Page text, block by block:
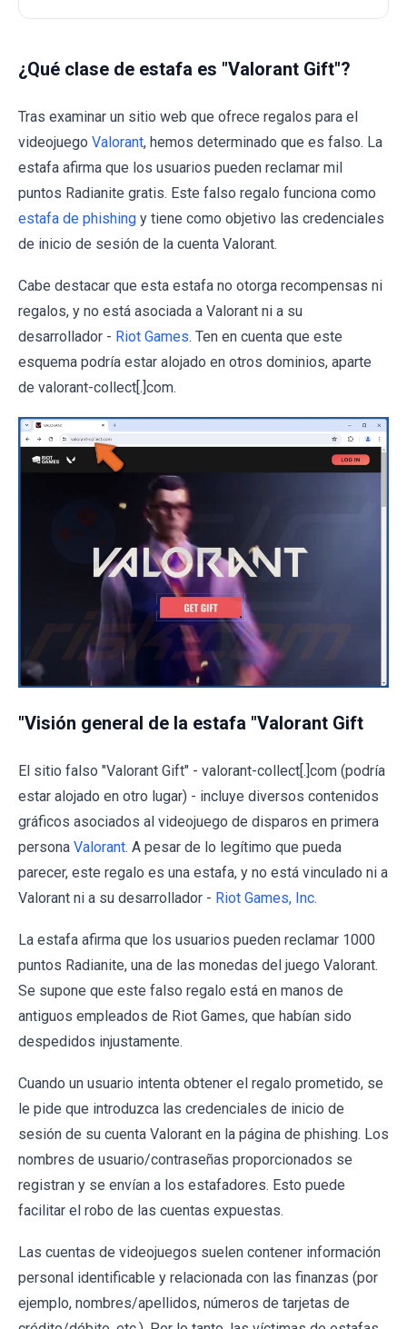
¿Qué clase de estafa es "Valorant Gift"?
Tras examinar un sitio web que ofrece regalos para el
videojuego Valorant, hemos determinado que es falso. La
estafa afirma que los usuarios pueden reclamar mil
puntos Radianite gratis. Este falso regalo funciona como
estafa de phishing y tiene como objetivo las credenciales
de inicio de sesión de la cuenta Valorant.
Cabe destacar que esta estafa no otorga recompensas ni
regalos, y no está asociada a Valorant ni a su
desarrollador - Riot Games. Ten en cuenta que este
esquema podría estar alojado en otros dominios, aparte
de valorant-collect[.]com.
"Visión general de la estafa "Valorant Gift
El sitio falso "Valorant Gift" - valorant-collect[.]com (podría
estar alojado en otro lugar) - incluye diversos contenidos
gráficos asociados al videojuego de disparos en primera
persona Valorant. A pesar de lo legítimo que pueda
parecer, este regalo es una estafa, y no está vinculado ni a
Valorant ni a su desarrollador - Riot Games, Inc.
La estafa afirma que los usuarios pueden reclamar 1000
puntos Radianite, una de las monedas del juego Valorant.
Se supone que este falso regalo está en manos de
antiguos empleados de Riot Games, que habían sido
despedidos injustamente.
Cuando un usuario intenta obtener el regalo prometido, se
le pide que introduzca las credenciales de inicio de
sesión de su cuenta Valorant en la página de phishing. Los
nombres de usuario/contraseñas proporcionados se
registran y se envían a los estafadores. Esto puede
facilitar el robo de las cuentas expuestas.
Las cuentas de videojuegos suelen contener información
personal identificable y relacionada con las finanzas (por
ejemplo, nombres/apellidos, números de tarjetas de